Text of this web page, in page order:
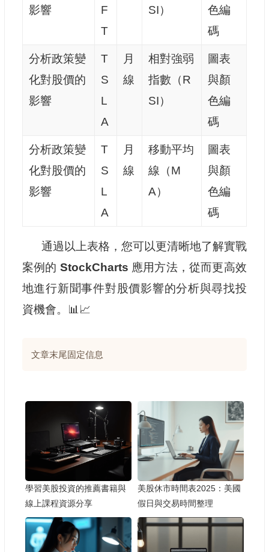
影響
F
T
SI）
色編
碼
分析政策變
化對股價的
影響
T
S
L
A
月
線
相對強弱
指數（R
SI）
圖表
與顏
色編
碼
分析政策變
化對股價的
影響
T
S
L
A
月
線
移動平均
線（M
A）
圖表
與顏
色編
碼
通過以上表格，您可以更清晰地了解實戰
案例的 StockCharts 應用方法，從而更高效
地進行新聞事件對股價影響的分析與尋找投
資機會。📊📈
文章末尾固定信息
學習美股投資的推薦書籍與
線上課程資源分享
美股休市時間表2025：美國
假日與交易時間整理